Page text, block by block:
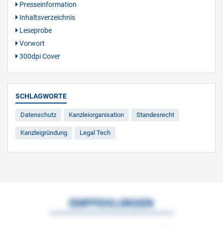
Presseinformation
Inhaltsverzeichnis
Leseprobe
Vorwort
300dpi Cover
SCHLAGWORTE
Datenschutz Kanzleiorganisation Standesrecht
Kanzleigründung Legal Tech
EMPFEHLUNGEN